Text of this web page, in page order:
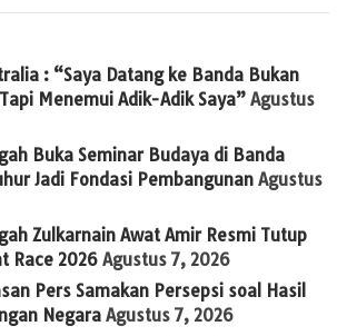
: “Saya Datang ke Banda Bukan
Menemui Adik-Adik Saya” Agustus
Buka Seminar Budaya di Banda
Jadi Fondasi Pembangunan Agustus
Zulkarnain Awat Amir Resmi Tutup
Race 2026 Agustus 7, 2026
Pers Samakan Persepsi soal Hasil
Negara Agustus 7, 2026